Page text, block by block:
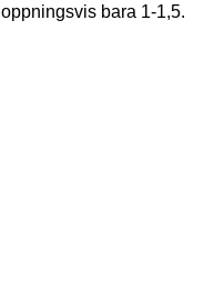
bara 1-1,5.